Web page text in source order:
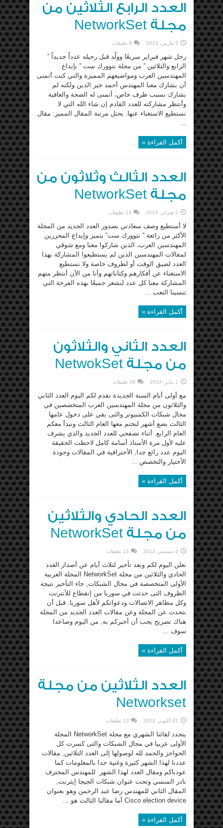
العدد الرابع الثلاثين من
مجلة NetworkSet
3 مارس، 2013 8 تعليقات
رحل شهر فبراير سريعًا وولّد قبل رحيله عدداً جديداً ”
الرابع والثلاثين ” من مجلة نتوورك ست ” بإبداع
المهندسين العرب ومواضيعهم المميزة والتي كنت أتمنى
أن يشارك معنا المهندس أحمد خير الدين ولكنه لم
يشارك بسبب ظرف خاص، أتمنى له الصحة والعافية
وأنتظر مشاركته للعدد القادم إن شاء الله التي لا
نستطيع الاستغناء عنها. يحتل مرتبة المقال المميز: مقال
...
أكمل القراءة »
العدد الثالث وثلاثون من
مجلة NetworkSet
2 فبراير، 2013 13 تعليقات
لا أستطيع وصف سعادتي بصدور العدد الجديد من المجلة
الأكثر من رائعة ” نتوورك ست” بتميز وإيداع المحررين
المهندسين العرب، الذين شاركوا معنا ومع شوقي
لمقالات المهندسين الذين لم يستطيعوا المشاركة بهذا
العدد لضيق الوقت أو لظروف خاصة ولا نستطيع
الاستغناء عن أفكارهم وكتاباتهم وأنا من الآن أنتظر منهم
المشاركة معنا كل عدد لنشعر جميعًا بهذه الفرحة التي
تنسينا التعب ...
أكمل القراءة »
العدد الثاني والثلاثون
من مجلة NetwokSet
1 يناير، 2013 18 تعليقات
مع أولى أيام السنة الجديدة نقدم لكم اليوم العدد الثاني
والثلاثون من مجلة المهندسين العرب المتخصصين في
مجال شبكات الكمبيوتر والتى بقي على دخول عامها
الثالث بضع أشهر لنختم معها العام الثالث ونبدأ معكم
العام الرابع. أثناء تصفحي للعدد الجديد والذي يشرف
عليه لأول مرة الأستاذ أسامة كامل لاحظت الحقيقة
اليوم عدد رائع جدا, الأحترافية في المقالات وجودة
الأختيار والتخصص ...
أكمل القراءة »
العدد الحادي والثلاثين
من مجلة NetworkSet
3 ديسمبر، 2012 13 تعليقات
نعلن اليوم لكم وبعد تأخير لثلاث أيام عن أصدار العدد
الحادي والثلاثين من مجلة NetworkSet المجلة العربية
الأولى المتخصصة في مجال الشبكات, جاء التأخير نتيجة
الظروف التى حدثت في سوريا من إنقطاع للأنترنت
وكل مظاهر الاتصالات ودعواتكم لأهل سوريا. قبل أن
نتحدث عن المجلة وعن مقالات العدد الجديد من المجلة
هناك تصريح يجب أن أخبركم به, من اليوم وصاعدا
سوف ...
أكمل القراءة »
العدد الثلاثين من مجلة
Networkset
31 أكتوبر، 2012 13 تعليقات
يتجدد لقائنا الشهري مع مجلة NetworkSet المجلة
الأولى عربيا في مجال الشبكات والتى كسرت كل
الحواجز والحمد لله لوصولها إلى العدد الثلاثين, مقالات
عددنا لهذا الشهر كثيرة وغنية جدا بالمعلومات كما
عودناكم ومقال العدد لهذا الشهر للمهندس المحترف
نادر المنسي وتحت عنوان شبكات الجيجا إيثرنت,
المقال الثاني للمهندس رضا عبد الرحمن وهو بعنوان
Cisco election device أما مقالنا الثالث هو ...
أكمل القراءة »